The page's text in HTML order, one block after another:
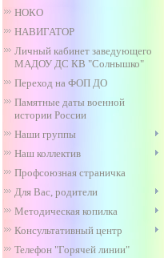
НОКО
НАВИГАТОР
Личный кабинет заведующего
МАДОУ ДС КВ "Солнышко"
Переход на ФОП ДО
Памятные даты военной
истории России
Наши группы
Наш коллектив
Профсоюзная страничка
Для Вас, родители
Методическая копилка
Консультативный центр
Телефон "Горячей линии"